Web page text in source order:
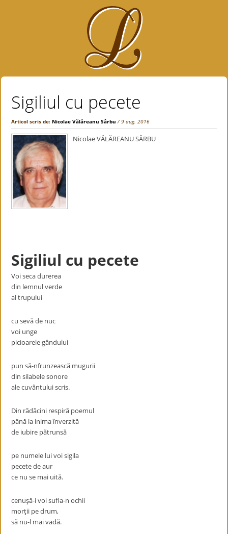
Sigiliul cu pecete
Articol scris de:Nicolae Vălăreanu Sârbu / 9 aug. 2016
Nicolae VĂLĂREANU SÂRBU
Sigiliul cu pecete
Voi seca durerea
din lemnul verde
al trupului
cu sevă de nuc
voi unge
picioarele gândului
pun să-nfrunzească mugurii
din silabele sonore
ale cuvântului scris.
Din rădăcini respiră poemul
până la inima înverzită
de iubire pătrunsă
pe numele lui voi sigila
pecete de aur
ce nu se mai uită.
cenuşă-i voi sufla-n ochii
morţii pe drum,
să nu-l mai vadă.